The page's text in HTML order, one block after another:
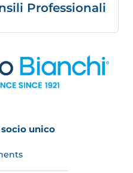
Professionali
unico